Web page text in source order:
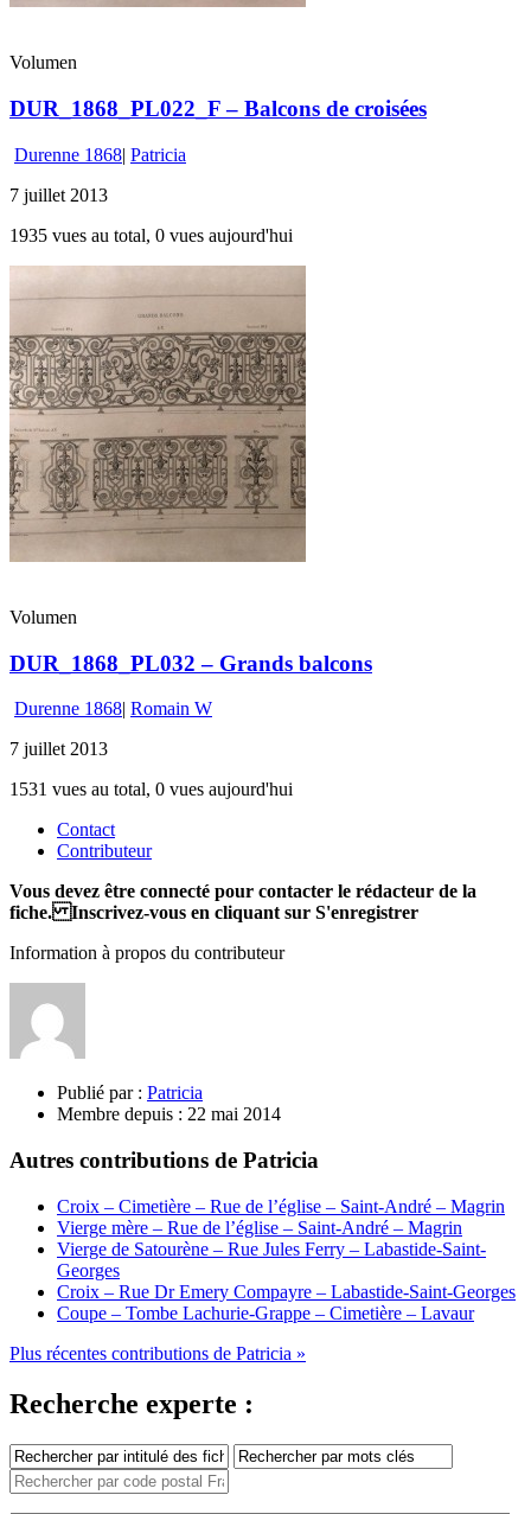
Volumen
DUR_1868_PL022_F – Balcons de croisées
Durenne 1868| Patricia
7 juillet 2013
1935 vues au total, 0 vues aujourd'hui
Volumen
DUR_1868_PL032 – Grands balcons
Durenne 1868| Romain W
7 juillet 2013
1531 vues au total, 0 vues aujourd'hui
Contact
Contributeur
Vous devez être connecté pour contacter le rédacteur de la
fiche. Inscrivez-vous en cliquant sur S'enregistrer
Information à propos du contributeur
Publié par : Patricia
Membre depuis : 22 mai 2014
Autres contributions de Patricia
Croix – Cimetière – Rue de l’église – Saint-André – Magrin
Vierge mère – Rue de l’église – Saint-André – Magrin
Vierge de Satourène – Rue Jules Ferry – Labastide-Saint-
Georges
Croix – Rue Dr Emery Compayre – Labastide-Saint-Georges
Coupe – Tombe Lachurie-Grappe – Cimetière – Lavaur
Plus récentes contributions de Patricia »
Recherche experte :